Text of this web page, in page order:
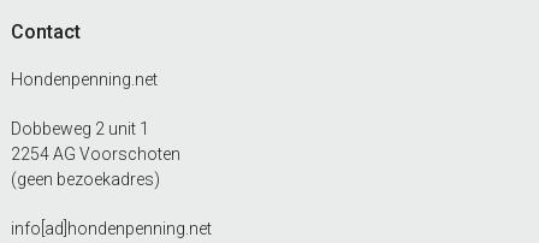
Contact
Hondenpenning.net
Dobbeweg 2 unit 1
2254 AG Voorschoten
(geen bezoekadres)
info[ad]hondenpenning.net